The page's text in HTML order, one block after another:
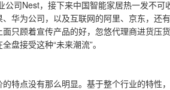
司Nest，接下来中国智能家居热一发不
华为公司，以及互联网的阿里、京东，
只顾着宣传产品的好，忽悠代理商进货
盘接受这种“未来潮流”。
特点没有那么明显。基于整个行业的特